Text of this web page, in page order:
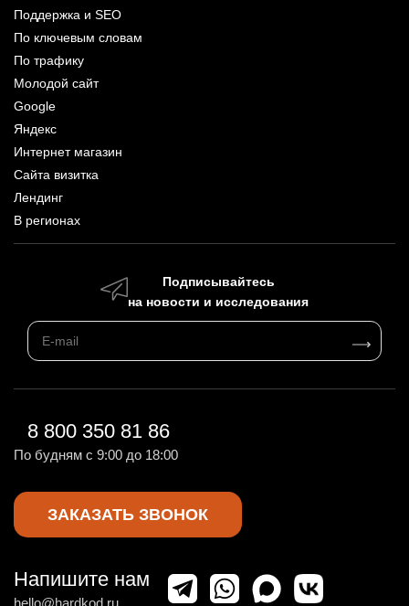
Поддержка и SEO
По ключевым словам
По трафику
Молодой сайт
Google
Яндекс
Интернет магазин
Сайта визитка
Лендинг
В регионах
Подписывайтесь
на новости и исследования
8 800 350 81 86
По будням с 9:00 до 18:00
ЗАКАЗАТЬ ЗВОНОК
Напишите нам
hello@hardkod.ru